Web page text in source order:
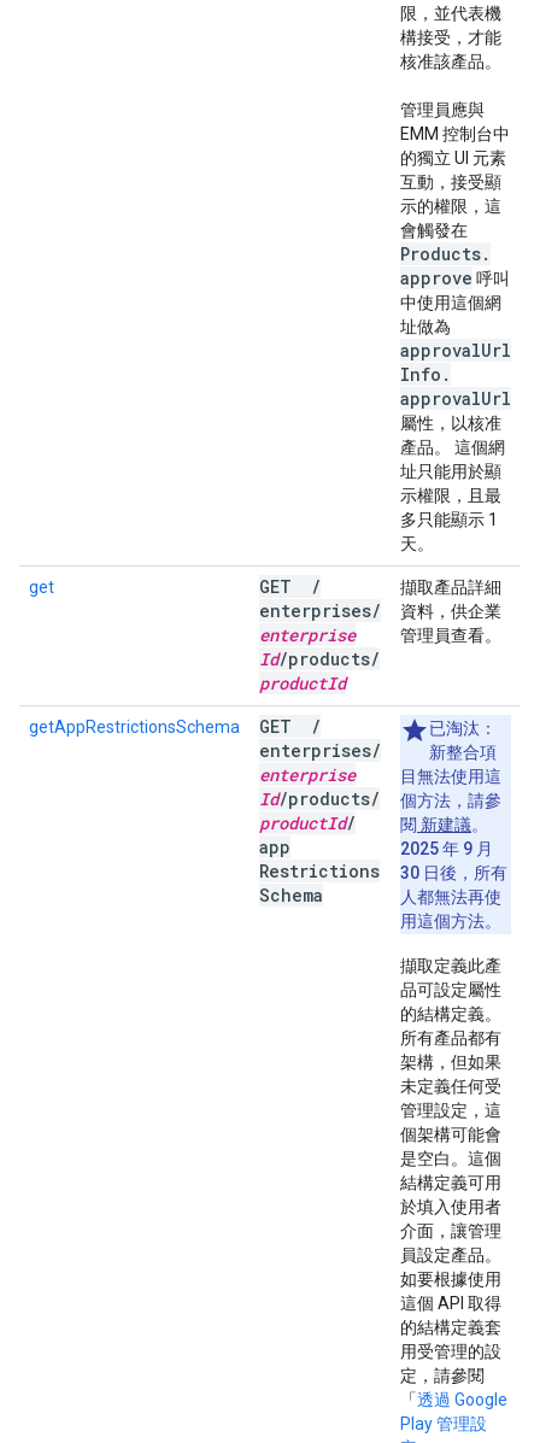
限，並代表機
構接受，才能
核准該產品。
管理員應與
EMM 控制台中
的獨立 UI 元素
互動，接受顯
示的權限，這
會觸發在
Products.
approve 呼叫
中使用這個網
址做為
approvalUrl
Info .
approvalUrl
屬性，以核准
產品。 這個網
址只能用於顯
示權限，且最
多只能顯示 1
天。
get GET
/
enterprises/
enterprise
Id/products/
productId
擷取產品詳細
資料，供企業
管理員查看。
getAppRestrictionsSchema GET
/
enterprises/
enterprise
Id/products/
productId/
app
Restrictions
Schema
已淘汰：
新整合項
目無法使用這
個方法，請參
閱 新建議。
2025 年 9 月
30 日後，所有
人都無法再使
用這個方法。
擷取定義此產
品可設定屬性
的結構定義。
所有產品都有
架構，但如果
未定義任何受
管理設定，這
個架構可能會
是空白。這個
結構定義可用
於填入使用者
介面，讓管理
員設定產品。
如要根據使用
這個 API 取得
的結構定義套
用受管理的設
定，請參閱
「透過 Google
Play 管理設